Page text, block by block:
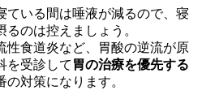
ている間は唾液が減るので、寝
のは控えましょう。
性食道炎など、胃酸の逆流が原
を受診して 胃の治療を優先する
対策になります。